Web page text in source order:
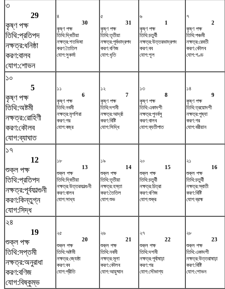
৩
29
কৃষ্ণ পক্ষ
তিথি:প্রতিপদ
নক্ষত্র:ধনিষ্ঠা
করণ:বালব
যোগ:শোভন
৪
30
কৃষ্ণ পক্ষ
তিথি:দ্বিতীয়া
নক্ষত্র:শতভিষ‌া
করণ:তৈতিল
যোগ:সুকর্মা
৫
31
কৃষ্ণ পক্ষ
তিথি:তৃতীয়া
নক্ষত্র:পূর্বভাদ্রপদ
করণ:বণিজ
যোগ:ধৃতি
৬
1
কৃষ্ণ পক্ষ
তিথি:চতুর্থী
নক্ষত্র:উত্তরভাদ্রপদ
করণ:বব
যোগ:শূল
৭
2
কৃষ্ণ পক্ষ
তিথি:পঞ্চমী
নক্ষত্র:রেবতী
করণ:কৌলব
যোগ:গণ্ড
১০
5
কৃষ্ণ পক্ষ
তিথি:অষ্টমী
নক্ষত্র:রোহিণী
করণ:কৌলব
যোগ:ব্যাঘাত
১১
6
কৃষ্ণ পক্ষ
তিথি:নবমী
নক্ষত্র:মৃগশিরা
করণ:গর
যোগ:বজ্র
১২
7
কৃষ্ণ পক্ষ
তিথি:দশমী
নক্ষত্র:আর্দ্রা
করণ:বিষ্টি
যোগ:সিদ্ধি
১৩
8
কৃষ্ণ পক্ষ
তিথি:একাদশী
নক্ষত্র:পুনর্বসু
করণ:বালব
যোগ:ব্যতীপাত
১৪
9
কৃষ্ণ পক্ষ
তিথি:ত্রয়োদশী
নক্ষত্র:পুষ্যা
করণ:গর
যোগ:বরীয়ান
১৭
12
শুক্ল পক্ষ
তিথি:প্রতিপদ
নক্ষত্র:পূর্বফাল্গুনী
করণ:কিন্তুগ্ন
যোগ:সিদ্ধ
১৮
13
শুক্ল পক্ষ
তিথি:দ্বিতীয়া
নক্ষত্র:উত্তরফাল্গুনী
করণ:বালব
যোগ:সাধ্য
১৯
14
শুক্ল পক্ষ
তিথি:তৃতীয়া
নক্ষত্র:হস্তা
করণ:তৈতিল
যোগ:শুভ
২০
15
শুক্ল পক্ষ
তিথি:চতুর্থী
নক্ষত্র:চিত্রা
করণ:বণিজ
যোগ:শুক্র
২১
16
শুক্ল পক্ষ
তিথি:চতুর্থী
নক্ষত্র:স্বাতী
করণ:বিষ্টি
যোগ:ব্রহ্ম
২৪
19
শুক্ল পক্ষ
তিথি:সপ্তমী
নক্ষত্র:অনুরাধা
করণ:বণিজ
যোগ:বিষ্কুম্ভ
২৫
20
শুক্ল পক্ষ
তিথি:অষ্টমী
নক্ষত্র:জ্যেষ্ঠা
করণ:বব
যোগ:প্রীতি
২৬
21
শুক্ল পক্ষ
তিথি:নবমী
নক্ষত্র:মূলা
করণ:কৌলব
যোগ:আয়ুষ্মান
২৭
22
শুক্ল পক্ষ
তিথি:দশমী
নক্ষত্র:পূর্বাষাঢ়া
করণ:গর
যোগ:সৌভাগ্য
২৮
23
শুক্ল পক্ষ
তিথি:একাদশী
নক্ষত্র:উত্তরাষাঢ়া
করণ:বিষ্টি
যোগ:শোভন